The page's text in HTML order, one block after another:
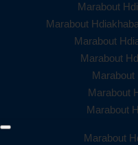
Marabout
Marabout
Marabout
Marabout
Marabout
Marabout
Marabout
Marabout